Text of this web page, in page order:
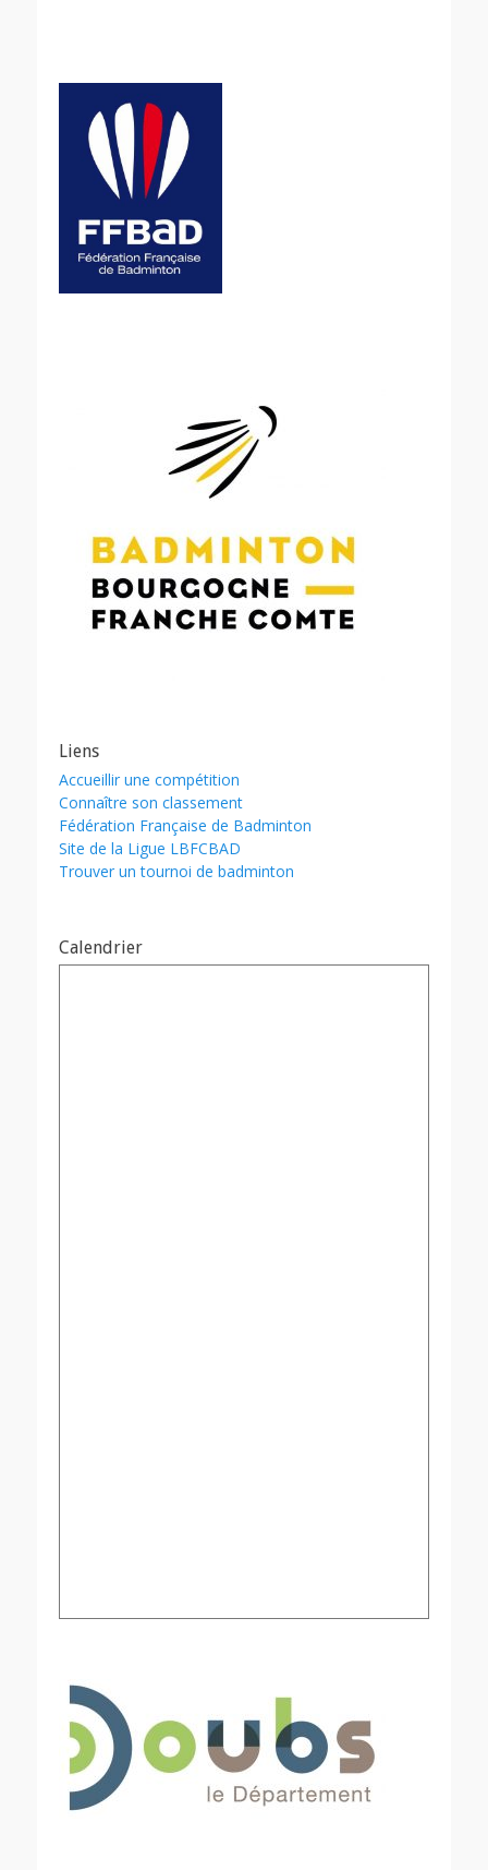
Liens
Accueillir une compétition
Connaître son classement
Fédération Française de Badminton
Site de la Ligue LBFCBAD
Trouver un tournoi de badminton
Calendrier